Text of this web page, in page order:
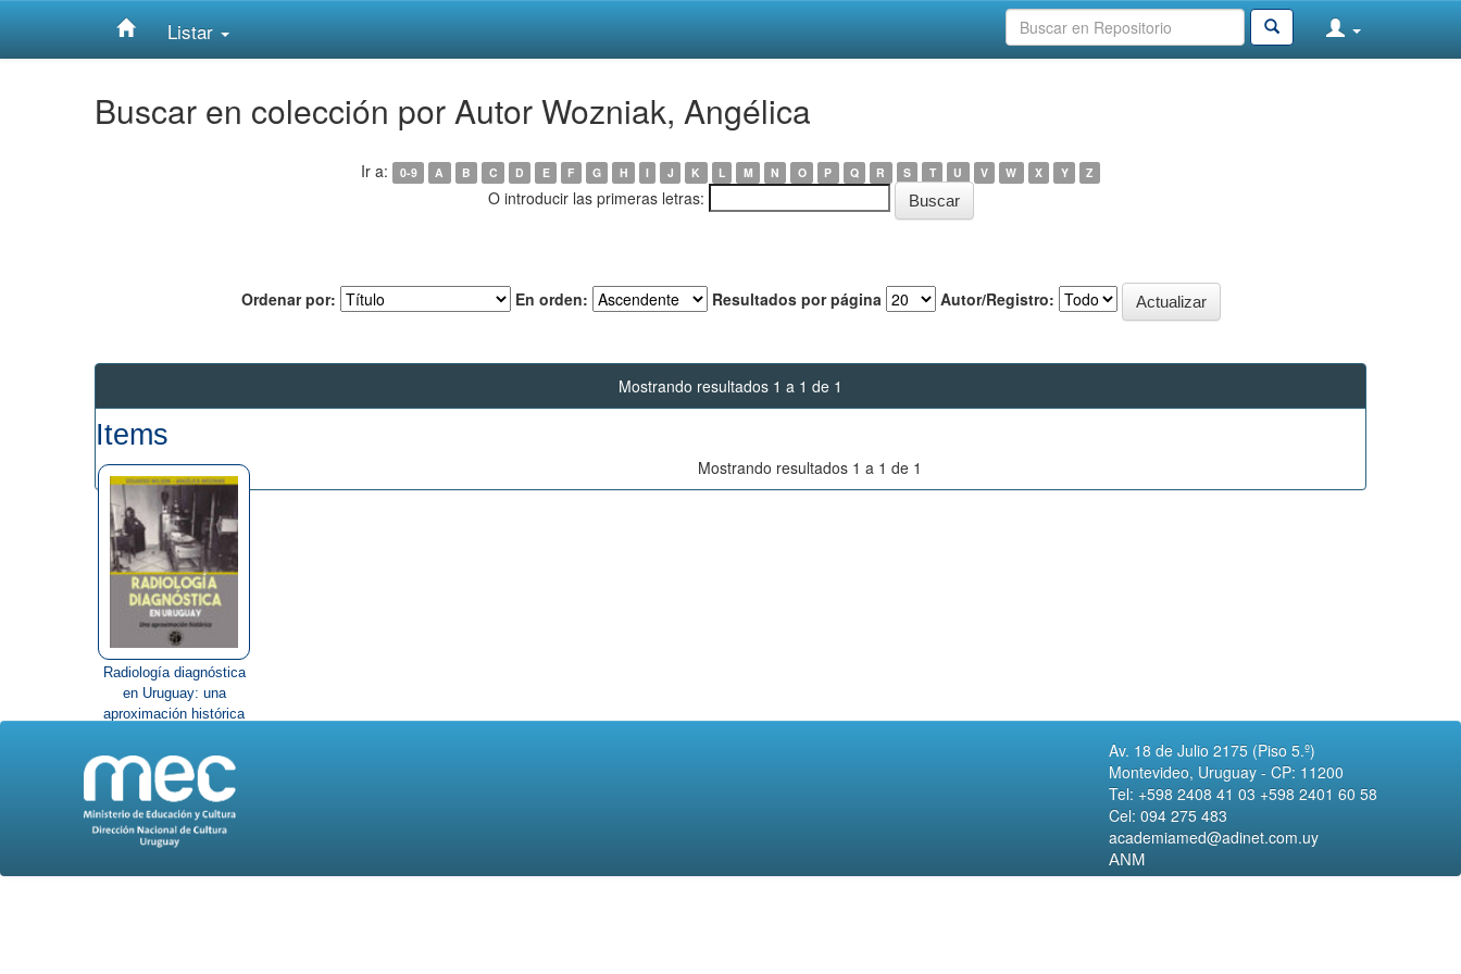
Listar
Buscar en colección por Autor Wozniak, Angélica
Ir a: 0-9 A B C D E F G H I J K L M N O P Q R S T U V W X Y Z
O introducir las primeras letras:
Ordenar por: En orden: Resultados por página Autor/Registro:
Mostrando resultados 1 a 1 de 1
Items
Radiología diagnóstica
en Uruguay: una
aproximación histórica
Mostrando resultados 1 a 1 de 1
Av. 18 de Julio 2175 (Piso 5.º)
Montevideo, Uruguay - CP: 11200
Tel: +598 2408 41 03 +598 2401 60 58
Cel: 094 275 483
academiamed@adinet.com.uy
ANM